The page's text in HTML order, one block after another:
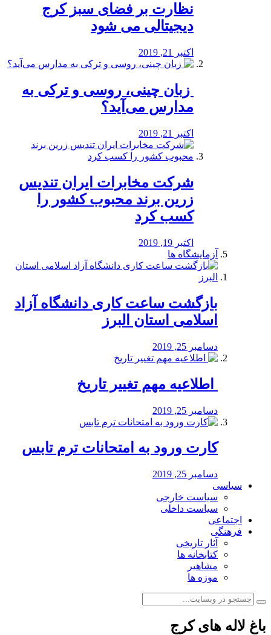
نظارت بر فضای سبز کرج
دیجیتالی می شود
اکتبر 21, 2019
️ زبان چینی، روسی و ترکی به
مدارس می‌آید؟
اکتبر 21, 2019
شرکت مخابرات ایران تندیس
زرین برند محبوب کشور را
کسب کرد
اکتبر 19, 2019
آزمایشگاه ها
بازگشت ساعت کاری دانشگاه آزاد
اسلامی استان البرز
دسامبر 25, 2019
️ اطلاعیه مهم تغییر تاریخ
دسامبر 25, 2019
کارت ورود به امتحانات ترم تابس
دسامبر 25, 2019
سیاسی
سیاست خارجی
سیاست داخلی
اجتماعی
فرهنگی
آثار تاریخی
کتابخانه ها
مشاهیر
موزه ها
باغ لاله های کرج